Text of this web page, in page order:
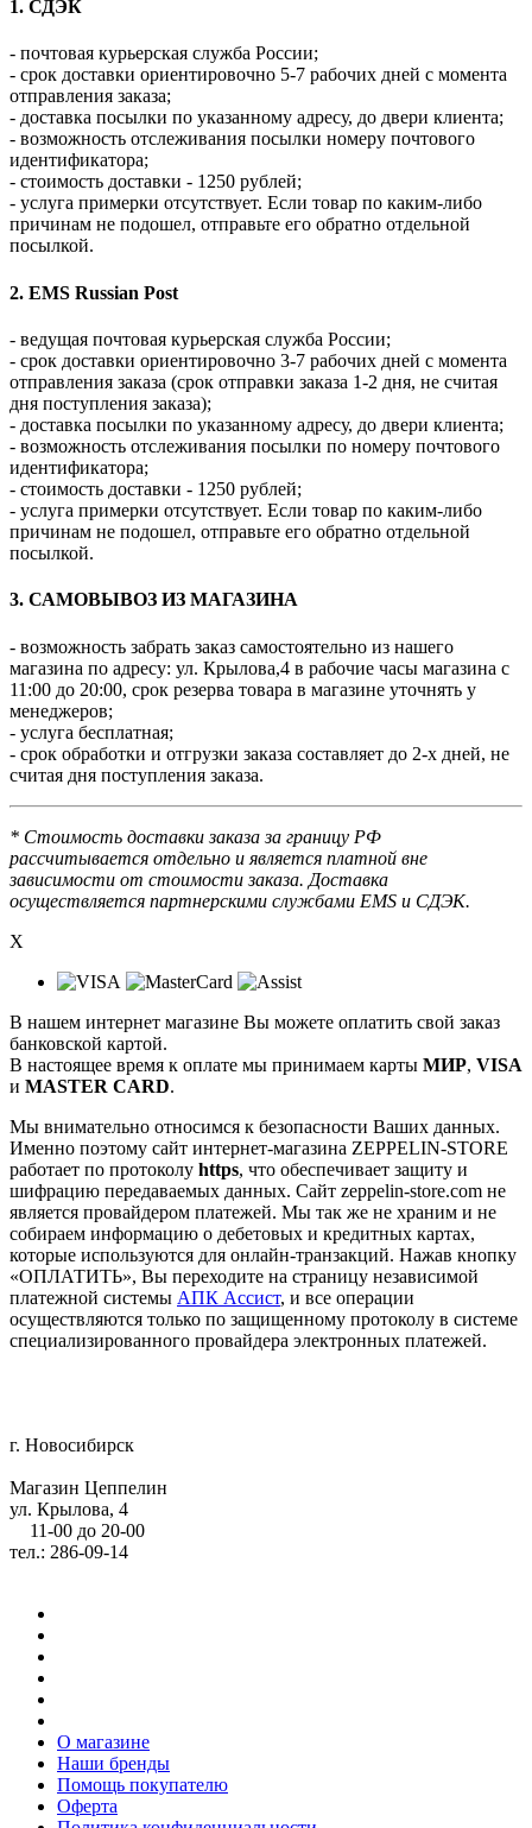
1. СДЭК
- почтовая курьерская служба России;
- срок доставки ориентировочно 5-7 рабочих дней с момента
отправления заказа;
- доставка посылки по указанному адресу, до двери клиента;
- возможность отслеживания посылки номеру почтового
идентификатора;
- стоимость доставки - 1250 рублей;
- услуга примерки отсутствует. Если товар по каким-либо
причинам не подошел, отправьте его обратно отдельной
посылкой.
2. EMS Russian Post
- ведущая почтовая курьерская служба России;
- срок доставки ориентировочно 3-7 рабочих дней с момента
отправления заказа (срок отправки заказа 1-2 дня, не считая
дня поступления заказа);
- доставка посылки по указанному адресу, до двери клиента;
- возможность отслеживания посылки по номеру почтового
идентификатора;
- стоимость доставки - 1250 рублей;
- услуга примерки отсутствует. Если товар по каким-либо
причинам не подошел, отправьте его обратно отдельной
посылкой.
3. САМОВЫВОЗ ИЗ МАГАЗИНА
- возможность забрать заказ самостоятельно из нашего
магазина по адресу: ул. Крылова,4 в рабочие часы магазина с
11:00 до 20:00, срок резерва товара в магазине уточнять у
менеджеров;
- услуга бесплатная;
- срок обработки и отгрузки заказа составляет до 2-х дней, не
считая дня поступления заказа.
* Стоимость доставки заказа за границу РФ
рассчитывается отдельно и является платной вне
зависимости от стоимости заказа. Доставка
осуществляется партнерскими службами EMS и СДЭК.
X
В нашем интернет магазине Вы можете оплатить свой заказ
банковской картой.
В настоящее время к оплате мы принимаем карты МИР, VISA
и MASTER CARD.
Мы внимательно относимся к безопасности Ваших данных.
Именно поэтому сайт интернет-магазина ZEPPELIN-STORE
работает по протоколу https, что обеспечивает защиту и
шифрацию передаваемых данных. Сайт zeppelin-store.com не
является провайдером платежей. Мы так же не храним и не
собираем информацию о дебетовых и кредитных картах,
которые используются для онлайн-транзакций. Нажав кнопку
«ОПЛАТИТЬ», Вы переходите на страницу независимой
платежной системы АПК Ассист, и все операции
осуществляются только по защищенному протоколу в системе
специализированного провайдера электронных платежей.
г. Новосибирск
Магазин Цеппелин
ул. Крылова, 4
11-00 до 20-00
тел.: 286-09-14
О магазине
Наши бренды
Помощь покупателю
Оферта